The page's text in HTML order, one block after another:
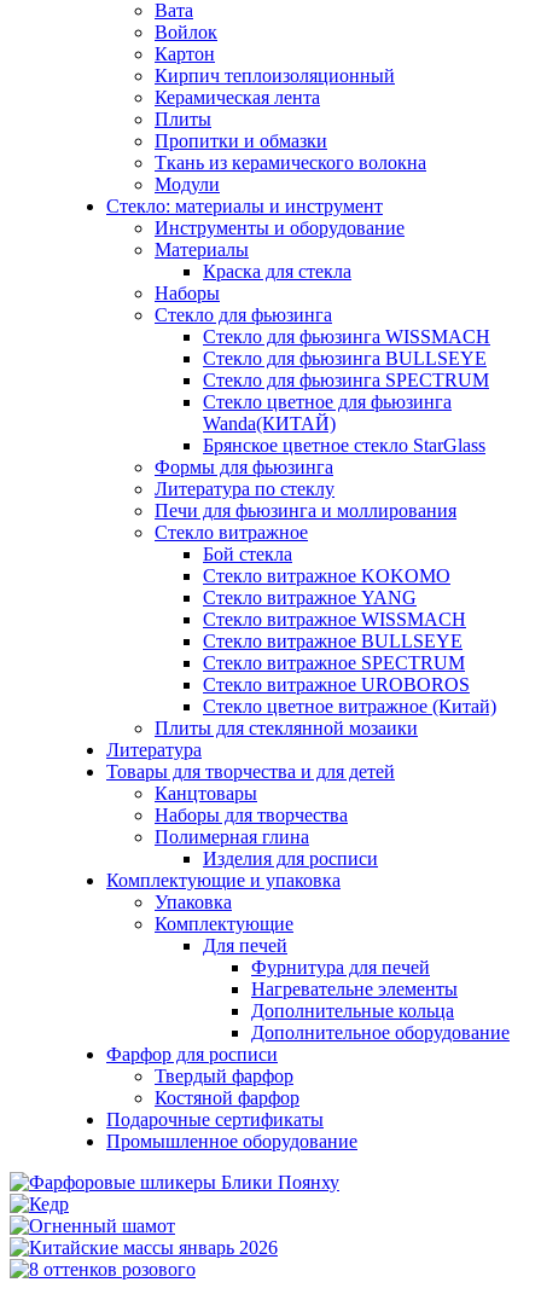
Вата
Войлок
Картон
Кирпич теплоизоляционный
Керамическая лента
Плиты
Пропитки и обмазки
Ткань из керамического волокна
Модули
Стекло: материалы и инструмент
Инструменты и оборудование
Материалы
Краска для стекла
Наборы
Стекло для фьюзинга
Стекло для фьюзинга WISSMACH
Стекло для фьюзинга BULLSEYE
Стекло для фьюзинга SPECTRUM
Стекло цветное для фьюзинга
Wanda(КИТАЙ)
Брянское цветное стекло StarGlass
Формы для фьюзинга
Литература по стеклу
Печи для фьюзинга и моллирования
Стекло витражное
Бой стекла
Стекло витражное KOKOMO
Стекло витражное YANG
Стекло витражное WISSMACH
Стекло витражное BULLSEYE
Стекло витражное SPECTRUM
Стекло витражное UROBOROS
Стекло цветное витражное (Китай)
Плиты для стеклянной мозаики
Литература
Товары для творчества и для детей
Канцтовары
Наборы для творчества
Полимерная глина
Изделия для росписи
Комплектующие и упаковка
Упаковка
Комплектующие
Для печей
Фурнитура для печей
Нагревательне элементы
Дополнительные кольца
Дополнительное оборудование
Фарфор для росписи
Твердый фарфор
Костяной фарфор
Подарочные сертификаты
Промышленное оборудование